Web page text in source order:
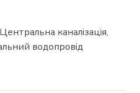
каналізація,
водопровід